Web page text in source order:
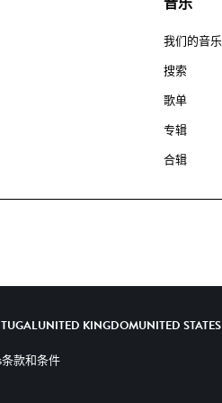
我们的音乐
搜索
歌单
专辑
合辑
UNITED KINGDOMUNITED STATES
条款和条件